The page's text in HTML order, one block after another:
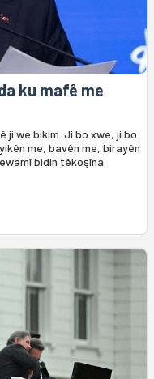
ku mafê me
ji we bikim. Ji bo xwe, ji bo
me, bavên me, birayên
bidin têkoşîna